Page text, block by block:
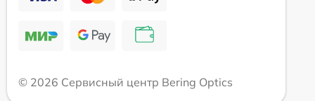
© 2026 Сервисный центр Bering Optics